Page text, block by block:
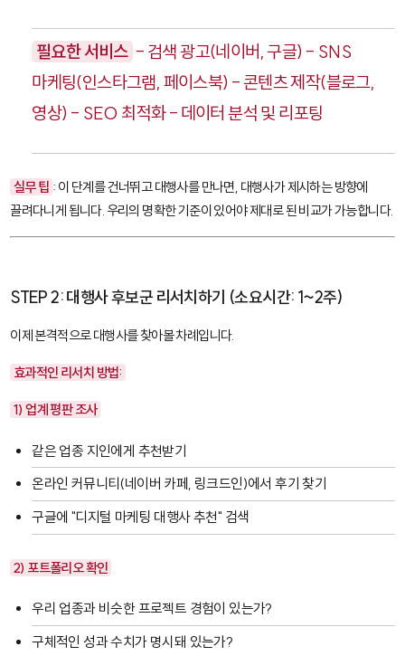
필요한 서비스 - 검색 광고(네이버, 구글) - SNS
마케팅(인스타그램, 페이스북) - 콘텐츠 제작(블로그,
영상) - SEO 최적화 - 데이터 분석 및 리포팅
실무 팁 : 이 단계를 건너뛰고 대행사를 만나면, 대행사가 제시하는 방향에
끌려다니게 됩니다. 우리의 명확한 기준이 있어야 제대로 된 비교가 가능합니다.
STEP 2: 대행사 후보군 리서치하기 (소요시간: 1~2주)
이제 본격적으로 대행사를 찾아볼 차례입니다.
효과적인 리서치 방법:
1) 업계 평판 조사
같은 업종 지인에게 추천받기
온라인 커뮤니티(네이버 카페, 링크드인)에서 후기 찾기
구글에 "디지털 마케팅 대행사 추천" 검색
2) 포트폴리오 확인
우리 업종과 비슷한 프로젝트 경험이 있는가?
구체적인 성과 수치가 명시돼 있는가?